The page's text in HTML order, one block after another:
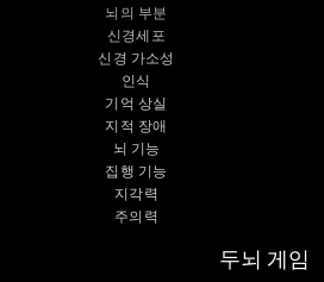
뇌의 부분
신경세포
신경 가소성
인식
기억 상실
지적 장애
뇌 기능
집행 기능
지각력
주의력
두뇌 게임